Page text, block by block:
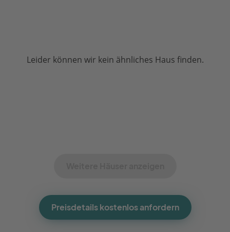
Leider können wir kein ähnliches Haus finden.
Preisdetails kostenlos anfordern